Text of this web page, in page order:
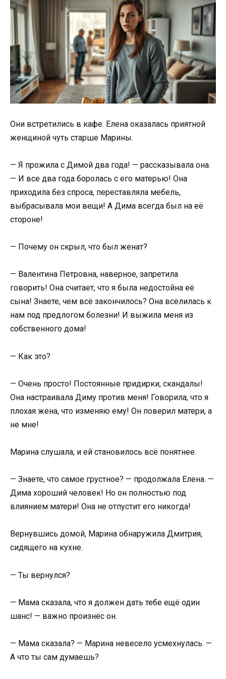
Они встретились в кафе. Елена оказалась приятной
женщиной чуть старше Марины.
— Я прожила с Димой два года! — рассказывала она.
— И все два года боролась с его матерью! Она
приходила без спроса, переставляла мебель,
выбрасывала мои вещи! А Дима всегда был на её
стороне!
— Почему он скрыл, что был женат?
— Валентина Петровна, наверное, запретила
говорить! Она считает, что я была недостойна её
сына! Знаете, чем всё закончилось? Она вселилась к
нам под предлогом болезни! И выжила меня из
собственного дома!
— Как это?
— Очень просто! Постоянные придирки, скандалы!
Она настраивала Диму против меня! Говорила, что я
плохая жена, что изменяю ему! Он поверил матери, а
не мне!
Марина слушала, и ей становилось всё понятнее.
— Знаете, что самое грустное? — продолжала Елена. —
Дима хороший человек! Но он полностью под
влиянием матери! Она не отпустит его никогда!
Вернувшись домой, Марина обнаружила Дмитрия,
сидящего на кухне.
— Ты вернулся?
— Мама сказала, что я должен дать тебе ещё один
шанс! — важно произнёс он.
— Мама сказала? — Марина невесело усмехнулась. —
А что ты сам думаешь?